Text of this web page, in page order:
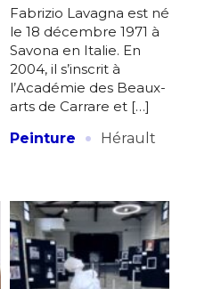
Fabrizio Lavagna est né
le 18 décembre 1971 à
Savona en Italie. En
2004, il s’inscrit à
l’Académie des Beaux-
arts de Carrare et […]
Peinture
· Hérault